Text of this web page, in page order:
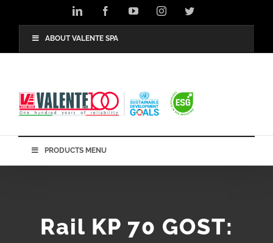
LinkedIn FacebookYouTubeInstagramTwitter
ABOUT VALENTE SPA
PRODUCTS MENU
Rail KP 70 GOST: